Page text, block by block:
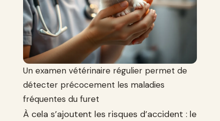
Un examen vétérinaire régulier permet de
détecter précocement les maladies
fréquentes du furet
À cela s’ajoutent les risques d’accident : le